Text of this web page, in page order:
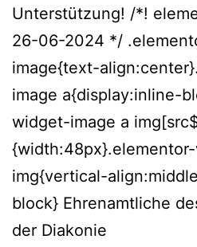
Unterstützung! /*!
26-06-2024 */
image{text-
image a{display:inline-
widget-image a
img{vertical-
block} Ehrenamtliche
der Diakonie